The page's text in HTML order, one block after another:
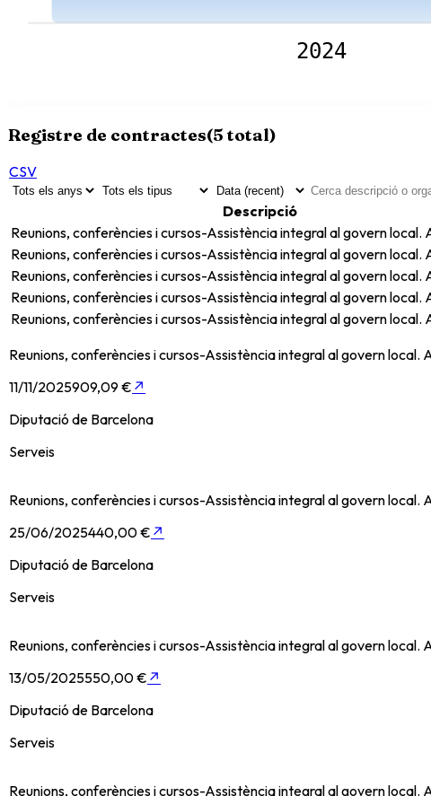
2024
Registre de contractes(5 total)
CSV
Descripció
Reunions, conferències i cursos-Assistència integral al govern local.
Reunions, conferències i cursos-Assistència integral al govern local.
Reunions, conferències i cursos-Assistència integral al govern local.
Reunions, conferències i cursos-Assistència integral al govern local.
Reunions, conferències i cursos-Assistència integral al govern local.
Reunions, conferències i cursos-Assistència integral al govern local.
11/11/2025909,09 € ↗
Diputació de Barcelona
Serveis
Reunions, conferències i cursos-Assistència integral al govern local.
25/06/2025440,00 € ↗
Diputació de Barcelona
Serveis
Reunions, conferències i cursos-Assistència integral al govern local.
13/05/2025550,00 € ↗
Diputació de Barcelona
Serveis
Reunions, conferències i cursos-Assistència integral al govern local.